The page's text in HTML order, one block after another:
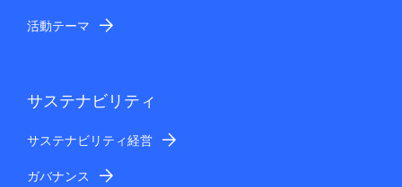
活動テーマ
サステナビリティ
サステナビリティ経営
ガバナンス